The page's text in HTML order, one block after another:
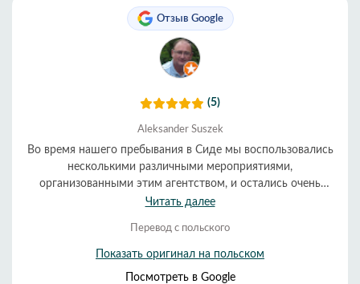
Отзыв Google
(5)
Aleksander Suszek
Во время нашего пребывания в Сиде мы воспользовались
несколькими различными мероприятиями,
организованными этим агентством, и остались очень
довольны всеми. Организация была превосходной, а
Все прошло гладко и вовремя. Мы настоятельно
рекомендуем их.
Читать далее
Перевод с польского
Показать оригинал на польском
Посмотреть в Google